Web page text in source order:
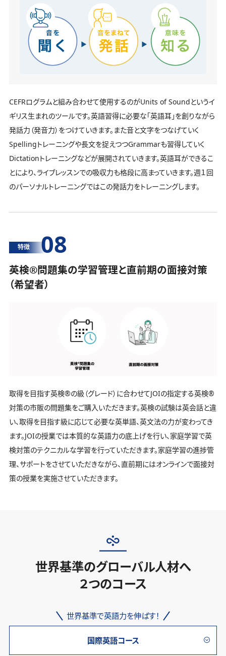
CEFRログラムと組み合わせて使用するのがUnits of Soundというイ
ギリス生まれのツールです。英語習得に必要な「英語耳」を創りながら
発話力（発音力）をつけていきます。また音と文字をつなげていく
Spellingトレーニングや長文を捉えつつGrammarも習得していく
Dictationトレーニングなどが展開されていきます。英語耳ができるこ
とにより、ライブレッスンでの吸収力も格段に高まっていきます。週１回
のパーソナルトレーニングではこの発話力をトレーニングします。
特徴 08
英検®️問題集の学習管理と直前期の面接対策
（希望者）
取得を目指す英検®️の級（グレード）に合わせてJOIの指定する英検®️
対策の市販の問題集をご購入いただきます。英検の試験は英会話と違
い、取得を目指す級に応じて必要な英単語、英文法の力が変わってき
ます。JOIの授業では本質的な英語力の底上げを行い、家庭学習で英
検対策のテクニカルな学習を行っていただきます。家庭学習の進捗管
理、サポートをさせていただきながら、直前期にはオンラインで面接対
策の授業を実施させていただきます。
世界基準のグローバル人材へ
２つのコース
世界基準で英語力を伸ばす！
国際英語コース